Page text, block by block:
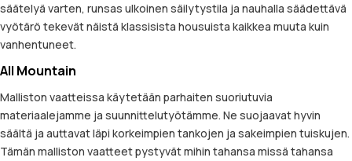
säätelyä varten, runsas ulkoinen säilytystila ja nauhalla säädettävä
vyötärö tekevät näistä klassisista housuista kaikkea muuta kuin
vanhentuneet.
All Mountain
Malliston vaatteissa käytetään parhaiten suoriutuvia
materiaalejamme ja suunnittelutyötämme. Ne suojaavat hyvin
säältä ja auttavat läpi korkeimpien tankojen ja sakeimpien tuiskujen.
Tämän malliston vaatteet pystyvät mihin tahansa missä tahansa